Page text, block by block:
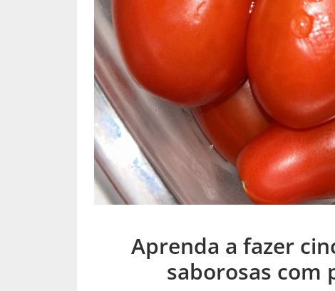
Aprenda a fazer
saborosas com